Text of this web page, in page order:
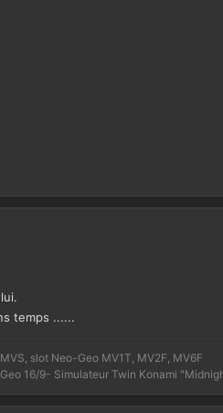
temps ......
slot Neo-Geo MV1T, MV2F, MV6F
16/9- Simulateur Twin Konami